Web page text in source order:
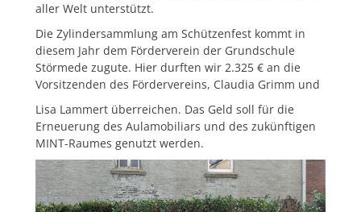
aller Welt unterstützt.
Die Zylindersammlung am Schützenfest kommt in
diesem Jahr dem Förderverein der Grundschule
Störmede zugute. Hier durften wir 2.325 € an die
Vorsitzenden des Fördervereins, Claudia Grimm und
Lisa Lammert überreichen. Das Geld soll für die
Erneuerung des Aulamobiliars und des zukünftigen
MINT-Raumes genutzt werden.